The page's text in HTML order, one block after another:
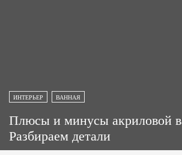
ИНТЕРЬЕР ВАННАЯ
Плюсы и минусы акриловой
Разбираем детали